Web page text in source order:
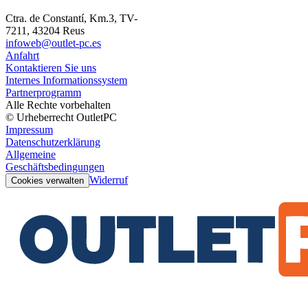
Ctra. de Constantí, Km.3, TV-
7211, 43204 Reus
infoweb@outlet-pc.es
Anfahrt
Kontaktieren Sie uns
Internes Informationssystem
Partnerprogramm
Alle Rechte vorbehalten
© Urheberrecht OutletPC
Impressum
Datenschutzerklärung
Allgemeine
Geschäftsbedingungen
Cookies verwalten Widerruf